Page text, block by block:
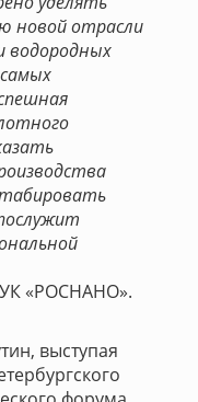
новой отрасли
водородных
«РОСНАНО».
выступая